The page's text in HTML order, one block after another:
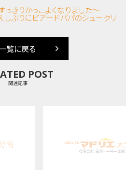
っきりかっこよくなりました～
ぶりにビアードパパのシュークリ
覧に戻る
POST
関連記事